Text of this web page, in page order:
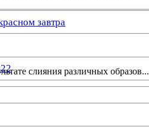
завтра
слияния различных образов...